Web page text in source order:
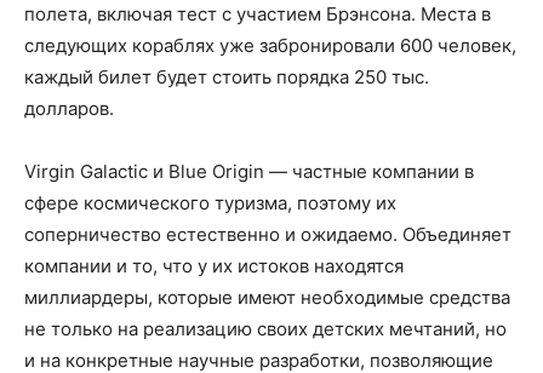
полета, включая тест с участием Брэнсона. Места в
следующих кораблях уже забронировали 600 человек,
каждый билет будет стоить порядка 250 тыс.
долларов.
Virgin Galactic и Blue Origin — частные компании в
сфере космического туризма, поэтому их
соперничество естественно и ожидаемо. Объединяет
компании и то, что у их истоков находятся
миллиардеры, которые имеют необходимые средства
не только на реализацию своих детских мечтаний, но
и на конкретные научные разработки, позволяющие